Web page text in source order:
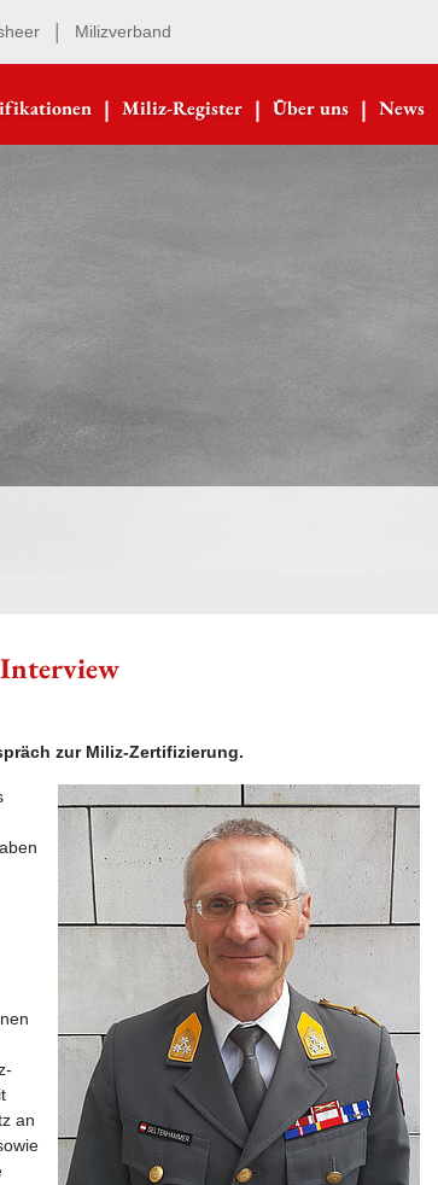
Milizverband
| Miliz-Register | Über uns | News
zur Miliz-Zertifizierung.
an